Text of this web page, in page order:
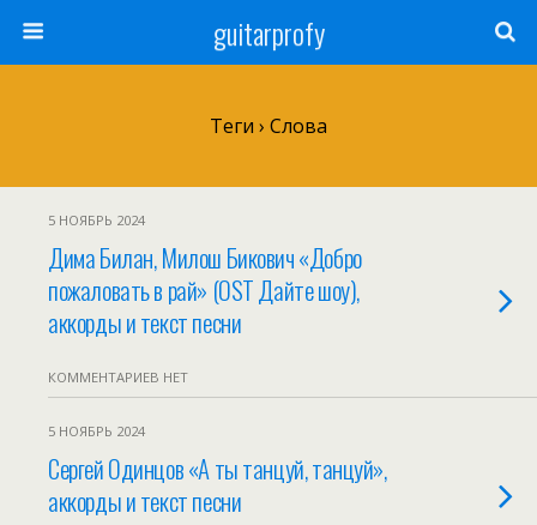
guitarprofy
Теги › Слова
5 НОЯБРЬ 2024
Дима Билан, Милош Бикович «Добро
пожаловать в рай» (OST Дайте шоу),
аккорды и текст песни
КОММЕНТАРИЕВ НЕТ
5 НОЯБРЬ 2024
Сергей Одинцов «А ты танцуй, танцуй»,
аккорды и текст песни